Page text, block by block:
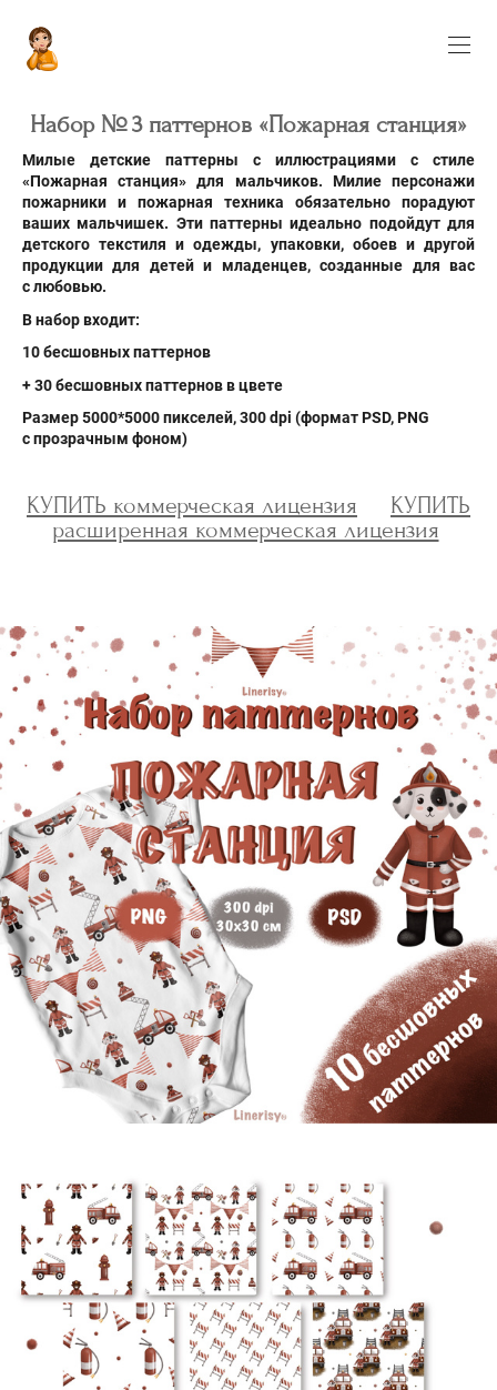
Набор № 3 паттернов «Пожарная станция»
Милые детские паттерны с иллюстрациями с стиле
«Пожарная станция» для мальчиков. Милие персонажи
пожарники и пожарная техника обязательно порадуют
ваших мальчишек. Эти паттерны идеально подойдут для
детского текстиля и одежды, упаковки, обоев и другой
продукции для детей и младенцев, созданные для вас
с любовью.
В набор входит:
10 бесшовных паттернов
+ 30 бесшовных паттернов в цвете
Размер 5000*5000 пикселей, 300 dpi (формат PSD, PNG
с прозрачным фоном)
КУПИТЬ коммерческая лицензия
КУПИТЬ
расширенная коммерческая лицензия